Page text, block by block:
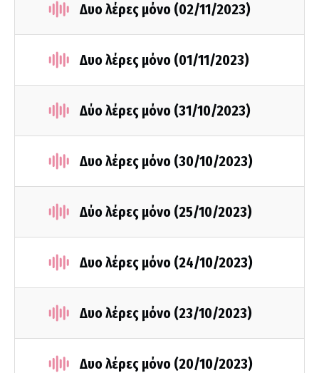
Δυο λέρες μόνο (02/11/2023)
Δυο λέρες μόνο (01/11/2023)
Δύο λέρες μόνο (31/10/2023)
Δυο λέρες μόνο (30/10/2023)
Δύο λέρες μόνο (25/10/2023)
Δυο λέρες μόνο (24/10/2023)
Δυο λέρες μόνο (23/10/2023)
Δυο λέρες μόνο (20/10/2023)